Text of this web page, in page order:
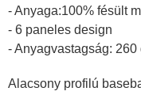
- Anyaga:100% fésült
- 6 paneles design
- Anyagvastagság: 260
Alacsony profilú